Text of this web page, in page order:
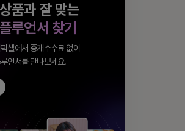
품과 잘 맞는
루언서 찾기
셀에서 중개수수료 없이
언서를 만나보세요.